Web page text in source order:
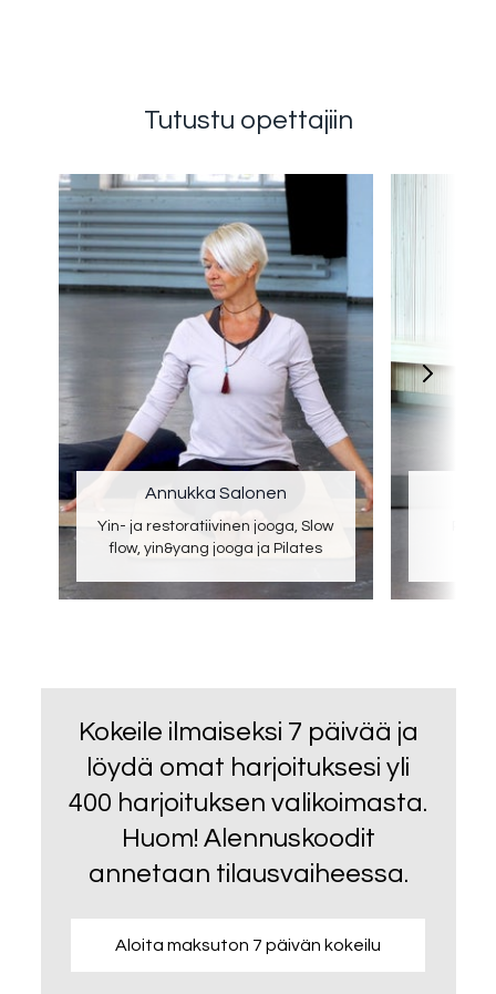
Tutustu opettajiin
Annukka Salonen
Yin- ja restoratiivinen jooga, Slow
flow, yin&yang jooga ja Pilates
Kokeile ilmaiseksi 7 päivää ja
löydä omat harjoituksesi yli
400 harjoituksen valikoimasta.
Huom! Alennuskoodit
annetaan tilausvaiheessa.
Aloita maksuton 7 päivän kokeilu